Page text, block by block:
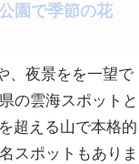
園で季節の花
、夜景をを一望で
の雲海スポットと
超える山で本格的
スポットもありま